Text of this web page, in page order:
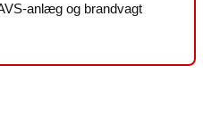
anlæg og brandvagt